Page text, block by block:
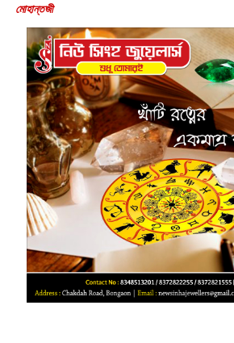
‌মোহান্তজী‌‌‌‌‌‌‌‌‌‌‌‌‌‌‌‌‌